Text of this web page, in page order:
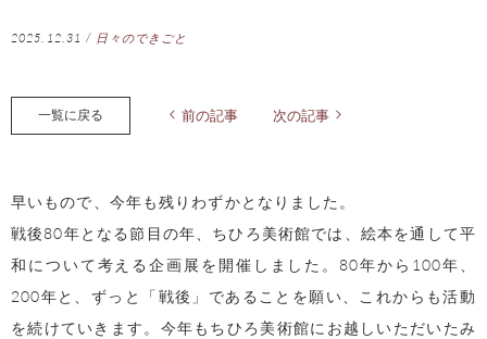
2025.12.31 / 日々のできごと
一覧に戻る 前の記事 次の記事
早いもので、今年も残りわずかとなりました。
戦後80年となる節目の年、ちひろ美術館では、絵本を通して平
和について考える企画展を開催しました。80年から100年、
200年と、ずっと「戦後」であることを願い、これからも活動
を続けていきます。今年もちひろ美術館にお越しいただいたみ